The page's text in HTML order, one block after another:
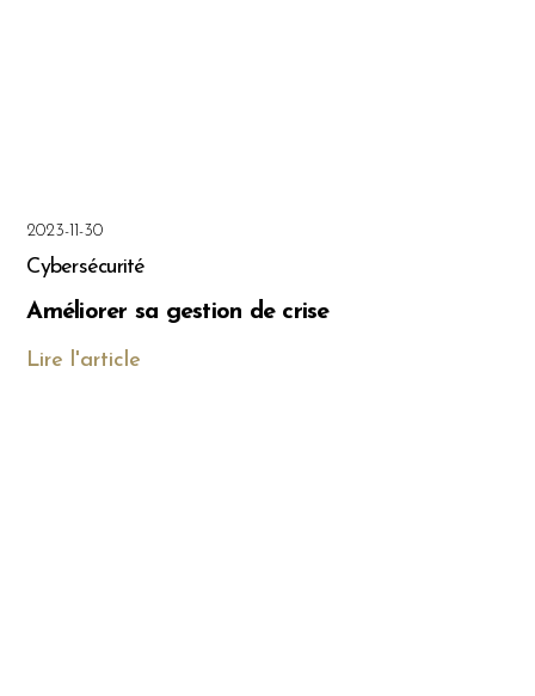
2023-11-30
Cybersécurité
Améliorer sa gestion de crise
Lire l'article